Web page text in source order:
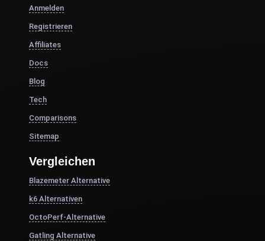
Anmelden
Registrieren
Affiliates
Docs
Blog
Tech
Comparisons
Sitemap
Vergleichen
Blazemeter Alternative
k6 Alternativen
OctoPerf-Alternative
Gatling Alternative